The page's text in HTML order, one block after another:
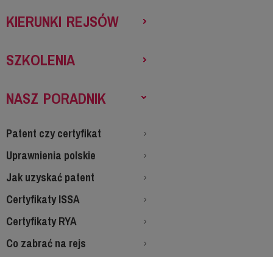
KIERUNKI REJSÓW
SZKOLENIA
NASZ PORADNIK
Patent czy certyfikat
Uprawnienia polskie
Jak uzyskać patent
Certyfikaty ISSA
Certyfikaty RYA
Co zabrać na rejs